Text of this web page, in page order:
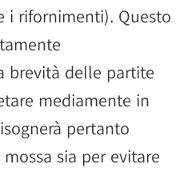
i rifornimenti). Questo
brevità delle partite
mediamente in
pertanto
sia per evitare